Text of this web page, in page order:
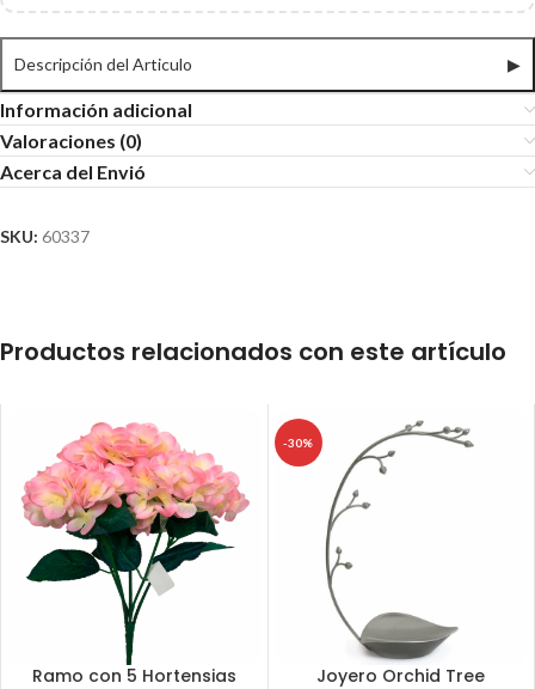
Descripción del Articulo ▶
Información adicional
Valoraciones (0)
Acerca del Envió
SKU: 60337
Productos relacionados con este artículo
Ramo con 5 Hortensias
-30%
Joyero Orchid Tree